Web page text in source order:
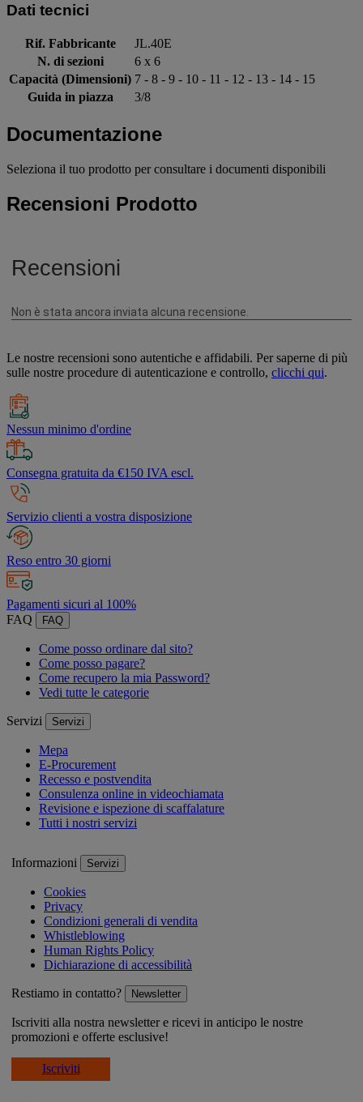
Dati tecnici
Rif. Fabbricante
JL.40E
N. di sezioni
6 x 6
Capacità (Dimensioni) 7 - 8 - 9 - 10 - 11 - 12 - 13 - 14 - 15
Guida in piazza
3/8
Documentazione
Seleziona il tuo prodotto per consultare i documenti disponibili
Recensioni Prodotto
Le nostre recensioni sono autentiche e affidabili. Per saperne di più
sulle nostre procedure di autenticazione e controllo, clicchi qui.
Nessun minimo d'ordine
Consegna gratuita da €150 IVA escl.
Servizio clienti a vostra disposizione
Reso entro 30 giorni
Pagamenti sicuri al 100%
FAQ
FAQ
Come posso ordinare dal sito?
Come posso pagare?
Come recupero la mia Password?
Vedi tutte le categorie
Servizi Servizi
Mepa
E-Procurement
Recesso e postvendita
Consulenza online in videochiamata
Revisione e ispezione di scaffalature
Tutti i nostri servizi
Informazioni Servizi
Cookies
Privacy
Condizioni generali di vendita
Whistleblowing
Human Rights Policy
Dichiarazione di accessibilità
Restiamo in contatto? Newsletter
Iscriviti alla nostra newsletter e ricevi in anticipo le nostre
promozioni e offerte esclusive!
Iscriviti